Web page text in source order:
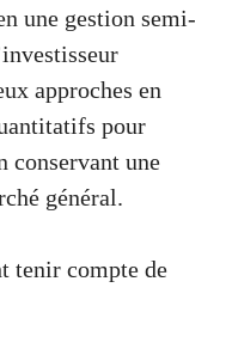
une gestion semi-
approches en
pour
conservant une
général.
tenir compte de